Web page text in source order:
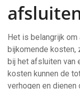
Het is belangrijk om
bijkomende
bij het afsluiten van
kosten kunnen de
verhogen en dienen